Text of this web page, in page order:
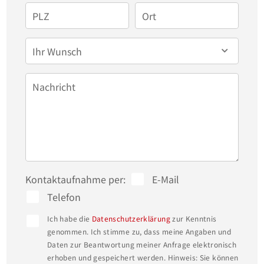
rund 191 m² umfasst Umkleideräume, Duschen,
einen weiteren Büroraum, den Heizungsraum
sowie zusätzliche Lagerflächen.
Hinter dem Sozialtrakt befindet sich ein
Unterstand mit etwa 60 m² Lagerfläche.
beispielsweise als Parkplätze oder für die Lagerung
von Materialien.
Ein Teil des Grundstücks (Grünstreifen) ist an den
Nachbarn verpachtet. Hier werden Fahrzeuge
geparkt.
Die vier Garagen bieten zusätzliche Kapazitäten für
PLZ Ort
Ihr Wunsch
Nachricht
Kontaktaufnahme per:
E-Mail
Telefon
Ich habe die Datenschutzerklärungzur Kenntnis
genommen. Ich stimme zu, dass meine Angaben und
Daten zur Beantwortung meiner Anfrage elektronisch
erhoben und gespeichert werden. Hinweis: Sie können